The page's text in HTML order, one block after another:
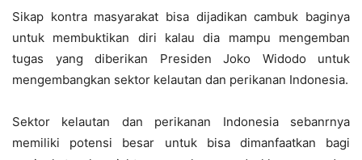
Sikap kontra masyarakat bisa dijadikan cambuk baginya
untuk membuktikan diri kalau dia mampu mengemban
tugas yang diberikan Presiden Joko Widodo untuk
mengembangkan sektor kelautan dan perikanan Indonesia.
Sektor kelautan dan perikanan Indonesia sebanrnya
memiliki potensi besar untuk bisa dimanfaatkan bagi